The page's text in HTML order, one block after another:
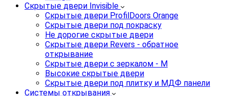
Скрытые двери Invisible
Скрытые двери ProfilDoors Orange
Скрытые двери под покраску
Не дорогие скрытые двери
Скрытые двери Revers - обратное
открывание
Скрытые двери с зеркалом - M
Высокие скрытые двери
Скрытые двери под плитку и МДФ панели
Системы открывания